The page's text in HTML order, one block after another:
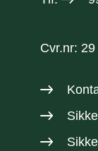
Cvr.nr: